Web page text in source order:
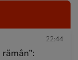
22:44